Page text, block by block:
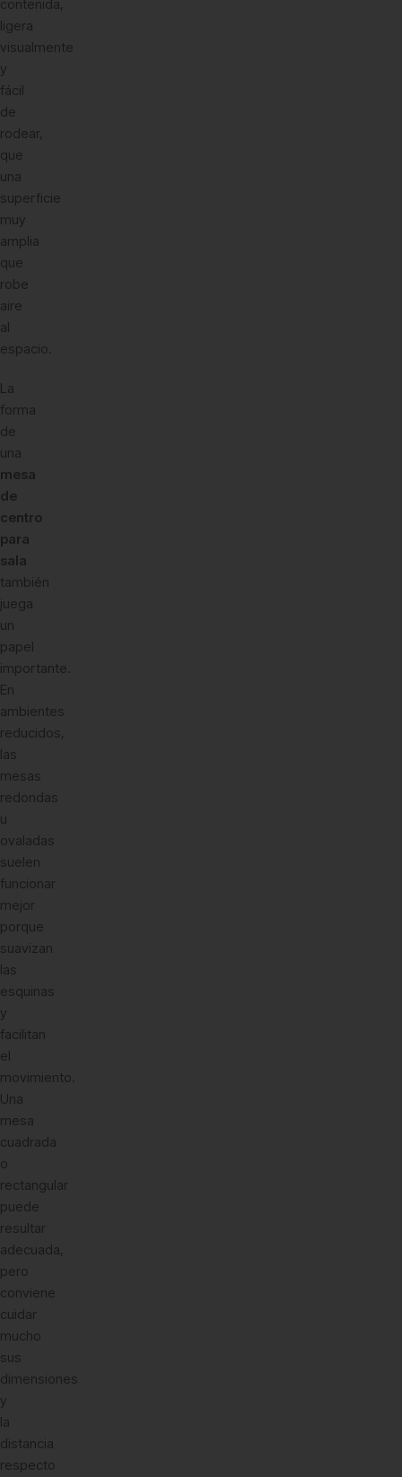
contenida,
ligera
visualmente
y
fácil
de
rodear,
que
una
superficie
muy
amplia
que
robe
aire
al
espacio.
La
forma
de
una
mesa
de
centro
para
sala
también
juega
un
papel
importante.
En
ambientes
reducidos,
las
mesas
redondas
u
ovaladas
suelen
funcionar
mejor
porque
suavizan
las
esquinas
y
facilitan
el
movimiento.
Una
mesa
cuadrada
o
rectangular
puede
resultar
adecuada,
pero
conviene
cuidar
mucho
sus
dimensiones
y
la
distancia
respecto